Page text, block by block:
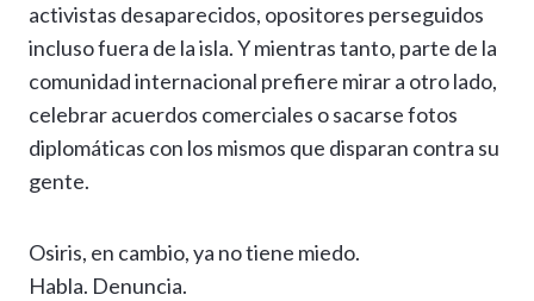
activistas desaparecidos, opositores perseguidos
incluso fuera de la isla. Y mientras tanto, parte de la
comunidad internacional prefiere mirar a otro lado,
celebrar acuerdos comerciales o sacarse fotos
diplomáticas con los mismos que disparan contra su
gente.
Osiris, en cambio, ya no tiene miedo.
Habla. Denuncia.